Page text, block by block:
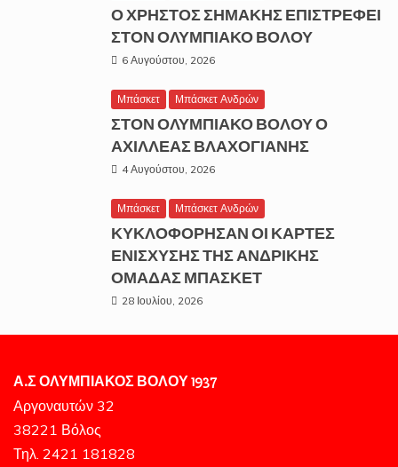
Ο ΧΡΗΣΤΟΣ ΣΗΜΑΚΗΣ ΕΠΙΣΤΡΕΦΕΙ
ΣΤΟΝ ΟΛΥΜΠΙΑΚΟ ΒΟΛΟΥ
6 Αυγούστου, 2026
Μπάσκετ Μπάσκετ Ανδρών
ΣΤΟΝ ΟΛΥΜΠΙΑΚΟ ΒΟΛΟΥ Ο
ΑΧΙΛΛΕΑΣ ΒΛΑΧΟΓΙΑΝΗΣ
4 Αυγούστου, 2026
Μπάσκετ Μπάσκετ Ανδρών
ΚΥΚΛΟΦΟΡΗΣΑΝ ΟΙ ΚΑΡΤΕΣ
ΕΝΙΣΧΥΣΗΣ ΤΗΣ ΑΝΔΡΙΚΗΣ
ΟΜΑΔΑΣ ΜΠΑΣΚΕΤ
28 Ιουλίου, 2026
Α.Σ ΟΛΥΜΠΙΑΚΟΣ ΒΟΛΟΥ 1937
Αργοναυτών 32
38221 Βόλος
Τηλ. 2421 181828